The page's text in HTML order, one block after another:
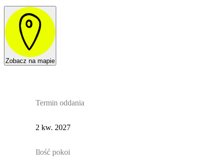
Zobacz na mapie
Termin oddania
2 kw. 2027
Ilość pokoi